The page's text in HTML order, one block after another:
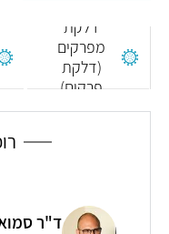
דלקת
מפרקים
(דלקת
פרקים)
ד"ר